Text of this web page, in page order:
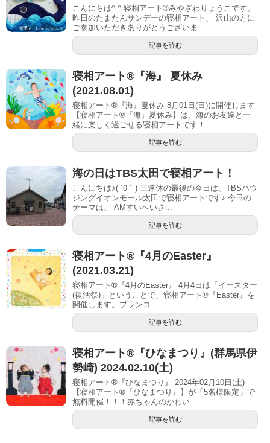
こんにちは^ ^ 寝相アート®︎みやざわりょうこです。
昨日のたまたんサンデーの寝相アート、 沢山の方に
ご参加いただきありがとうございま...
記事を読む
寝相アート®︎『海』 夏休み
(2021.08.01)
寝相アート®『海』夏休み 8月01日(日)に開催します
【寝相アート®︎『海』夏休み】は、海のお友達と一
緒に楽しく過ごせる寝相アートです！...
記事を読む
海の日はTBS太田で寝相アート！
こんにちは♪( ´θ｀) 三連休の最後の今日は、TBSハウ
ジングイオンモール太田で寝相アートです♪ 今日の
テーマは、 AMすいへいさ...
記事を読む
寝相アート®『4月のEaster』
(2021.03.21)
寝相アート®『4月のEaster』 4月4日は「イースター
(復活祭)」ということで、寝相アート®︎『Easter』を
開催します。ブランコ...
記事を読む
寝相アート®︎『ひなまつり』(群馬県伊
勢崎) 2024.02.10(土)
寝相アート®『ひなまつり』 2024年02月10日(土)
【寝相アート®︎『ひなまつり』】が「5名様限定」で
無料開催！！！赤ちゃんのかわい...
記事を読む